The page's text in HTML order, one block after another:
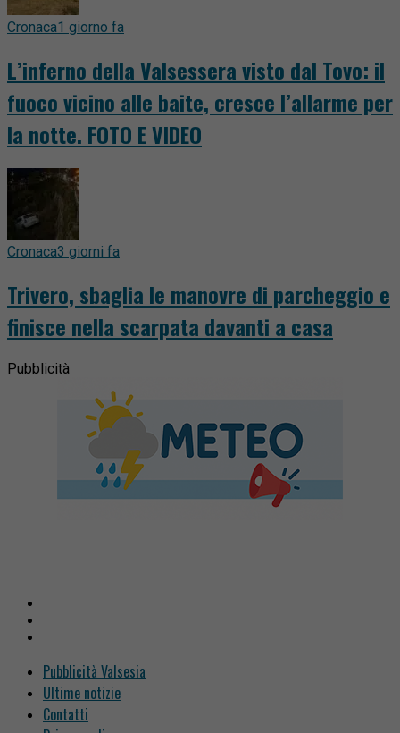
Cronaca1 giorno fa
L’inferno della Valsessera visto dal Tovo: il
fuoco vicino alle baite, cresce l’allarme per
la notte. FOTO E VIDEO
Cronaca3 giorni fa
Trivero, sbaglia le manovre di parcheggio e
finisce nella scarpata davanti a casa
Pubblicità
Pubblicità Valsesia
Ultime notizie
Contatti